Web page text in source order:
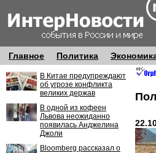
Главное Политика
В Китае предупреждают
об угрозе конфликта
великих держав
В одной из кофеен
Львова неожиданно
появилась Анджелина
Джоли
Bloomberg рассказал о